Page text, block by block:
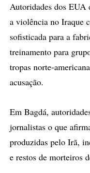
Autoridades dos EUA
a violência no Iraque
sofisticada para a
treinamento para
tropas norte-
acusação.
Em Bagdá,
jornalistas o que
produzidas pelo Irã,
e restos de morteiros